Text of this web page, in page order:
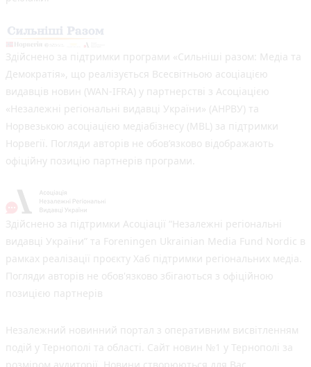
Здійснено за підтримки програми «Сильніші разом: Медіа та
Демократія», що реалізується Всесвітньою асоціацією
видавців новин (WAN-IFRA) у партнерстві з Асоціацією
«Незалежні регіональні видавці України» (АНРВУ) та
Норвезькою асоціацією медіабізнесу (MBL) за підтримки
Норвегії. Погляди авторів не обов’язково відображають
офіційну позицію партнерів програми.
Здійснено за підтримки Асоціації “Незалежні регіональні
видавці України” та Foreningen Ukrainian Media Fund Nordic в
рамках реалізації проєкту Хаб підтримки регіональних медіа.
Погляди авторів не обов'язково збігаються з офіційною
позицією партнерів
Незалежний новинний портал з оперативним висвітленням
подій у Тернополі та області. Сайт новин №1 у Тернополі за